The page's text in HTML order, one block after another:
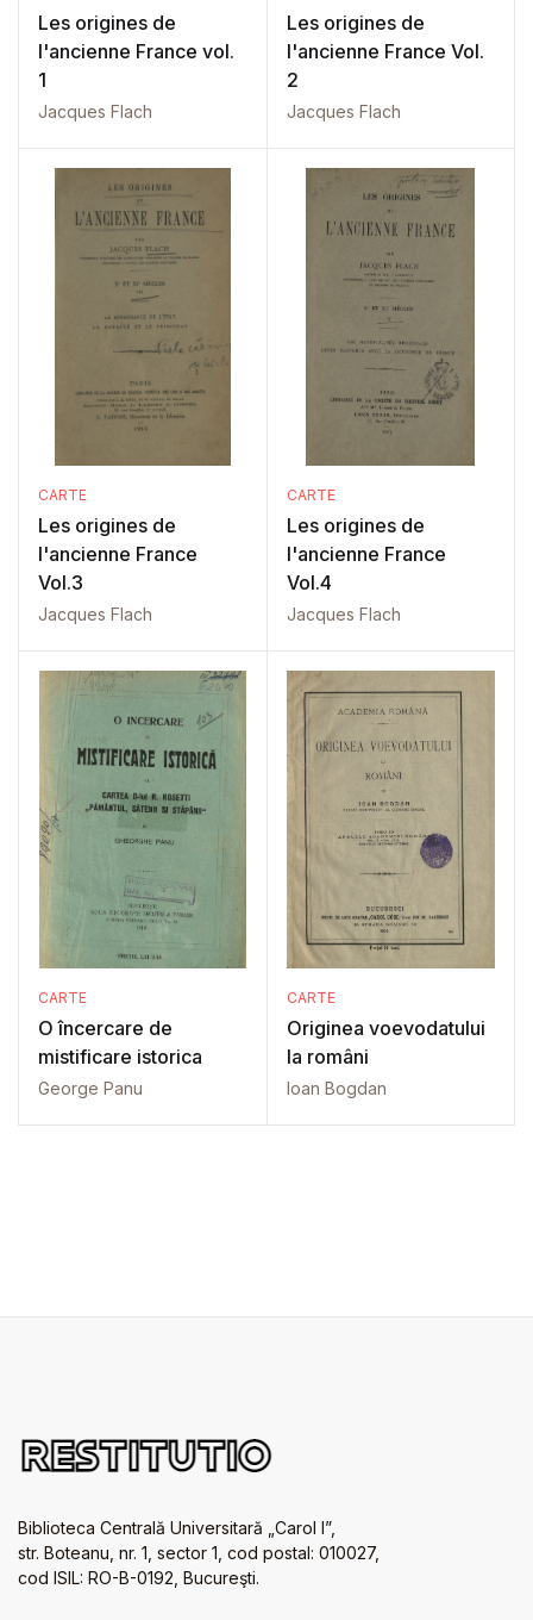
Les origines de
l'ancienne France vol.
1
Jacques Flach
Les origines de
l'ancienne France Vol.
2
Jacques Flach
CARTE
Les origines de
l'ancienne France
Vol.3
Jacques Flach
CARTE
Les origines de
l'ancienne France
Vol.4
Jacques Flach
CARTE
O încercare de
mistificare istorica
George Panu
CARTE
Originea voevodatului
la români
Ioan Bogdan
Biblioteca Centrală Universitară „Carol I”,
str. Boteanu, nr. 1, sector 1, cod postal: 010027,
cod ISIL: RO-B-0192, Bucureşti.